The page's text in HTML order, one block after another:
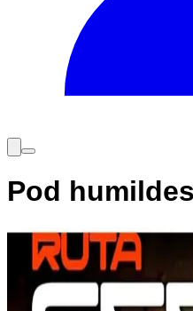
Pod